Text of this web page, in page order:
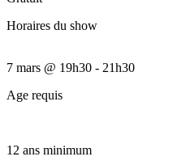
Horaires du show
7 mars @ 19h30 - 21h30
Age requis
12 ans minimum